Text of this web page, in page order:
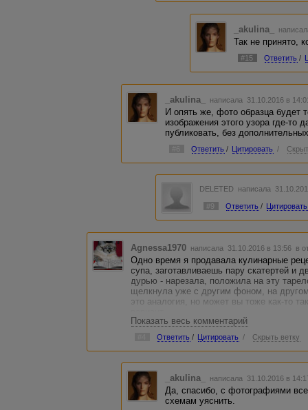
_akulina_
Так не принято,
#15 Ответить /
_akulina_ написала 31.10.2016 в
И опять же, фото образца будет
изображения этого узора где-то
публиковать, без
Ответить / Цитировать /
DELETED написала
#9 Ответить / Цитировать
Agnessa1970 написала 31.10.2016 в 13:56 в
Одно время я продавала кулинарные
супа, заготавливаешь пару скатертей и
дурью - нарезала, положила на эту
щелкнула уже с другим фоном, на
это аналогия, но может вы тоже как-то
Показать весь комментарий
Ответить / Цитировать / Скрыть ветку
_akulina_ написала 31.10.2016 в
Да, спасибо, с фотографиями
схемам уяснить.